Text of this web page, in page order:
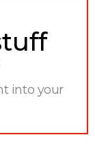
into your